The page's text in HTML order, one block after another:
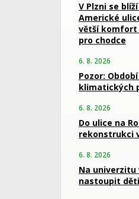
V Plzni se
Americké
větší komfort
pro chodce
6. 8. 2026
Pozor:
klimatických
6. 8. 2026
Do ulice na
rekonstrukci
6. 8. 2026
Na univerzitu
nastoupit